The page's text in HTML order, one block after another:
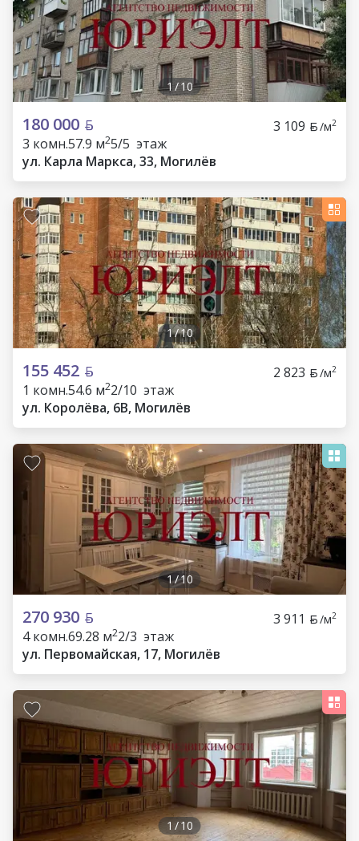
1/10
180 000 3 109 /м2
3 комн.57.9 м25/5 этаж
ул. Карла Маркса, 33, Могилёв
1/10
155 452 2 823 /м2
1 комн.54.6 м22/10 этаж
ул. Королёва, 6В, Могилёв
1/10
270 930 3 911 /м2
4 комн.69.28 м22/3 этаж
ул. Первомайская, 17, Могилёв
1 /10